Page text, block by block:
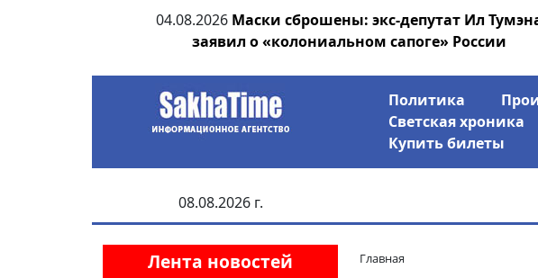
04.08.2026 Маски сброшены: экс-депутат Ил
заявил о «колониальном сапоге» России
Политика
Светская хроника
Купить билеты
08.08.2026 г.
Лента новостей Главная